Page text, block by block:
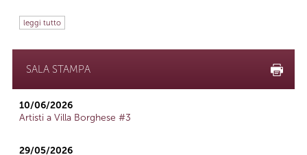
leggi tutto
SALA STAMPA
10/06/2026
Artisti a Villa Borghese #3
29/05/2026